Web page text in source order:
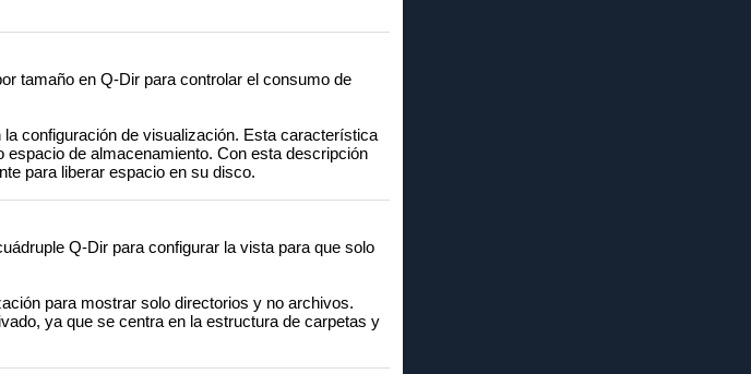
tamaño en Q-Dir para controlar el consumo de
configuración de visualización. Esta característica
de almacenamiento. Con esta descripción
para liberar espacio en su disco.
Q-Dir para configurar la vista para que solo
para mostrar solo directorios y no archivos.
ya que se centra en la estructura de carpetas y